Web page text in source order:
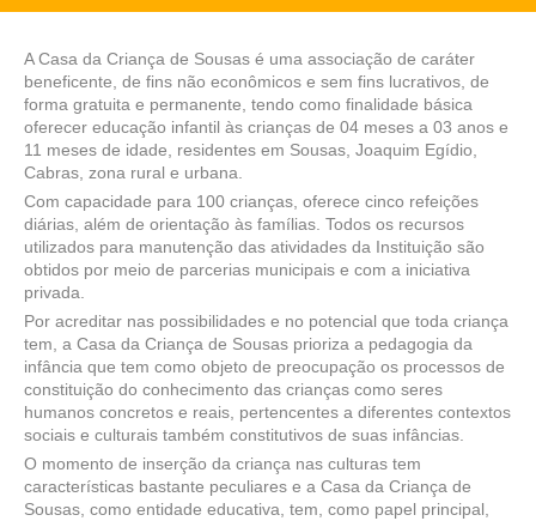
A Casa da Criança de Sousas é uma associação de caráter
beneficente, de fins não econômicos e sem fins lucrativos, de
forma gratuita e permanente, tendo como finalidade básica
oferecer educação infantil às crianças de 04 meses a 03 anos e
11 meses de idade, residentes em Sousas, Joaquim Egídio,
Cabras, zona rural e urbana.
Com capacidade para 100 crianças, oferece cinco refeições
diárias, além de orientação às famílias. Todos os recursos
utilizados para manutenção das atividades da Instituição são
obtidos por meio de parcerias municipais e com a iniciativa
privada.
Por acreditar nas possibilidades e no potencial que toda criança
tem, a Casa da Criança de Sousas prioriza a pedagogia da
infância que tem como objeto de preocupação os processos de
constituição do conhecimento das crianças como seres
humanos concretos e reais, pertencentes a diferentes contextos
sociais e culturais também constitutivos de suas infâncias.
O momento de inserção da criança nas culturas tem
características bastante peculiares e a Casa da Criança de
Sousas, como entidade educativa, tem, como papel principal,